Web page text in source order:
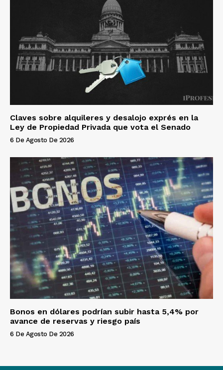
Claves sobre alquileres y desalojo exprés en la
Ley de Propiedad Privada que vota el Senado
6 De Agosto De 2026
Bonos en dólares podrían subir hasta 5,4% por
avance de reservas y riesgo país
6 De Agosto De 2026